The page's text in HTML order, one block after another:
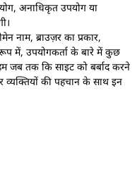
अनाधिकृत उपयोग या
नाम, ब्राउज़र का प्रकार,
में, उपयोगकर्ता के बारे में कुछ
जब तक कि साइट को बर्बाद करने
व्यक्तियों की पहचान के साथ इन